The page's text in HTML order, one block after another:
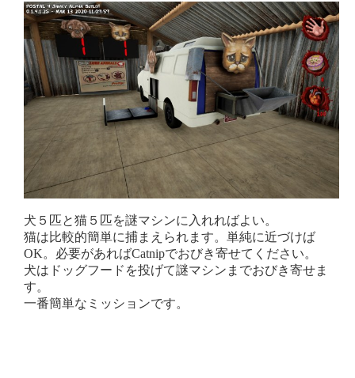
犬５匹と猫５匹を謎マシンに入れればよい。
猫は比較的簡単に捕まえられます。単純に近づけば
OK。必要があればCatnipでおびき寄せてください。
犬はドッグフードを投げて謎マシンまでおびき寄せま
す。
一番簡単なミッションです。